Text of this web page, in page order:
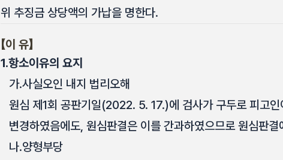
위 추징금 상당액의 가납을 명한다.
【이 유】
1.항소이유의 요지
가.사실오인 내지 법리오해
원심 제1회 공판기일(2022. 5. 17.)에 검사가 구두로 피고
변경하였음에도, 원심판결은 이를 간과하였으므로 원심판
나.양형부당